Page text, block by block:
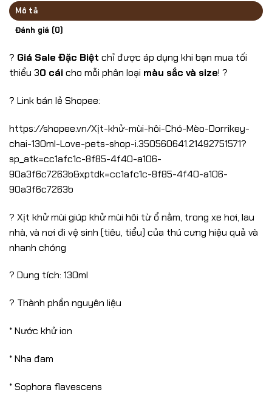
Mô tả
Đánh giá (0)
? Giá Sale Đặc Biệt chỉ được áp dụng khi bạn mua tối
thiểu 30 cáicho mỗi phân loại màu sắc và size! ?
? Link bán lẻ Shopee:
https://shopee.vn/Xịt-khử-mùi-hôi-Chó-Mèo-Dorrikey-
chai-130ml-Love-pets-shop-i.350560641.21492751571?
sp_atk=cc1afc1c-8f85-4f40-a106-
90a3f6c7263b&xptdk=cc1afc1c-8f85-4f40-a106-
90a3f6c7263b
? Xịt khử mùi giúp khử mùi hôi từ ổ nằm, trong xe hơi, lau
nhà, và nơi đi vệ sinh (tiêu, tiểu) của thú cưng hiệu quả và
nhanh chóng
? Dung tích: 130ml
? Thành phần nguyên liệu
* Nước khử ion
* Nha đam
* Sophora flavescens